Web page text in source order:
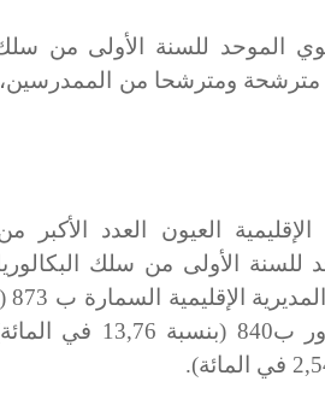
الموحد للسنة الأولى من
العيون العدد
المديرية الإقليمية